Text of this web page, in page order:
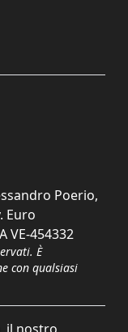
Poerio,
Euro
VE-454332
È
con qualsiasi